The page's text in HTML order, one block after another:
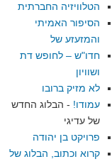
הטלוויזיה החברתית
הסיפור האמיתי
והמזעזע של
חדו"ש – לחופש דת
ושוויון
לא מזיק ברובו
עמודו! - הבלוג החדש
של עדיגי
פרויקט בן יהודה
קרוא וכתוב, הבלוג של